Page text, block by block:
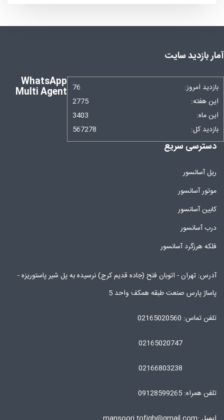
آمار بازدید سایت
بازدید امروز:
76
این هفته:
2775
این ماه:
3403
بازدید کل:
567278
WhatsApp
Multi Agent
دسترسی سریع
ریل آسانسور
موتور آسانسور
کابین آسانسور
درب آسانسور
فلکه هرزگرد آسانسور
آدرس: تهران - اتوبان فتح (جاده قدیم کرج) نرسیده به پل شیر پاستوریزه -
پاساژ پارس صنعت طبقه همکف واحد 5
تلفن تماس: 02165020560
تلفن همراه: 09128599265